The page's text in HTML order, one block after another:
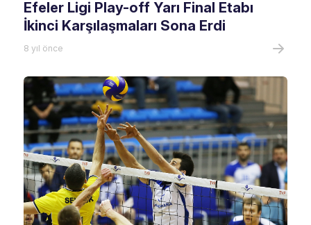
Efeler Ligi Play-off Yarı Final Etabı
İkinci Karşılaşmaları Sona Erdi
8 yıl önce